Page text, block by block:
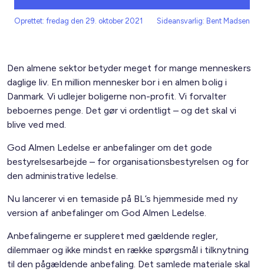
Oprettet: fredag den 29. oktober 2021 Sideansvarlig: Bent Madsen
Den almene sektor betyder meget for mange menneskers
daglige liv. En million mennesker bor i en almen bolig i
Danmark. Vi udlejer boligerne non-profit. Vi forvalter
beboernes penge. Det gør vi ordentligt – og det skal vi
blive ved med.
God Almen Ledelse er anbefalinger om det gode
bestyrelsesarbejde – for organisationsbestyrelsen og for
den administrative ledelse.
Nu lancerer vi en temaside på BL’s hjemmeside med ny
version af anbefalinger om God Almen Ledelse.
Anbefalingerne er suppleret med gældende regler,
dilemmaer og ikke mindst en række spørgsmål i tilknytning
til den pågældende anbefaling. Det samlede materiale skal